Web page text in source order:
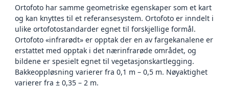
Ortofoto har samme geometriske egenskaper som et kart
og kan knyttes til et referansesystem. Ortofoto er inndelt i
ulike ortofotostandarder egnet til forskjellige formål.
Ortofoto «infrarødt» er opptak der en av fargekanalene er
erstattet med opptak i det nærinfrarøde området, og
bildene er spesielt egnet til vegetasjonskartlegging.
Bakkeoppløsning varierer fra 0,1 m – 0,5 m. Nøyaktighet
varierer fra ± 0,35 – 2 m.